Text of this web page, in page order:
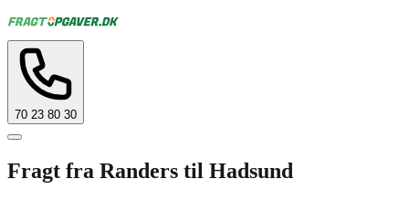
70 23 80 30
Fragt fra Randers til Hadsund